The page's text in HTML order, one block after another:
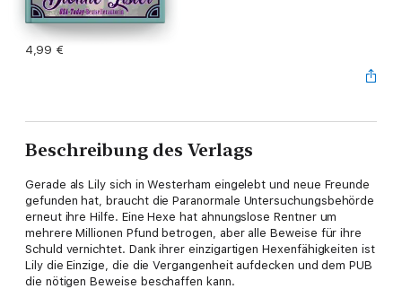
4,99 €
Beschreibung des Verlags
Gerade als Lily sich in Westerham eingelebt und neue Freunde
gefunden hat, braucht die Paranormale Untersuchungsbehörde
erneut ihre Hilfe. Eine Hexe hat ahnungslose Rentner um
mehrere Millionen Pfund betrogen, aber alle Beweise für ihre
Schuld vernichtet. Dank ihrer einzigartigen Hexenfähigkeiten ist
Lily die Einzige, die die Vergangenheit aufdecken und dem PUB
die nötigen Beweise beschaffen kann.